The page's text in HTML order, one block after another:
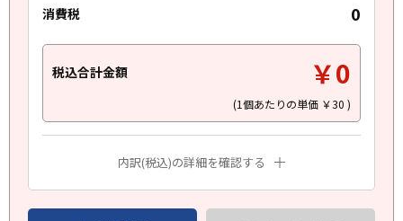
消費税 0
税込合計金額 ￥0
(1個あたりの単価 ￥30 )
内訳(税込)の詳細を確認する